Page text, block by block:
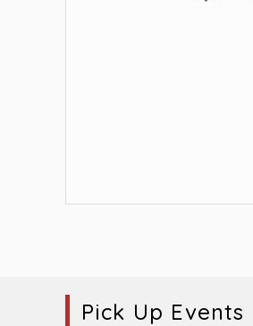
Pick Up Events